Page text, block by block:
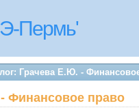
Пермь'
Грачева Е.Ю. -
Финансовое право